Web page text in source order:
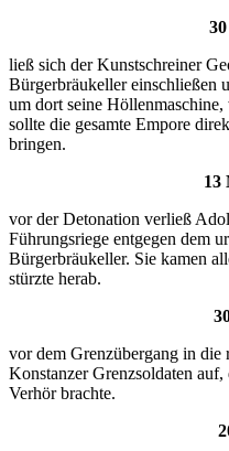
ließ sich der Kunstschreiner
Bürgerbräukeller einschließen
um dort seine
sollte die gesamte Empore
bringen.
13
vor der Detonation verließ
Führungsriege entgegen dem
Bürgerbräukeller. Sie kamen
stürzte herab.
vor dem Grenzübergang in die
Konstanzer Grenzsoldaten
Verhör brachte.